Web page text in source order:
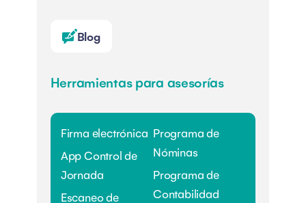
Blog
Herramientas para asesorías
Firma electrónica
App Control de
Jornada
Escaneo de
Programa de
Nóminas
Programa de
Contabilidad